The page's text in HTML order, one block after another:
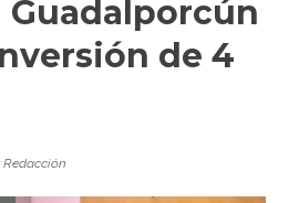
Guadalporcún
de 4
Redacción